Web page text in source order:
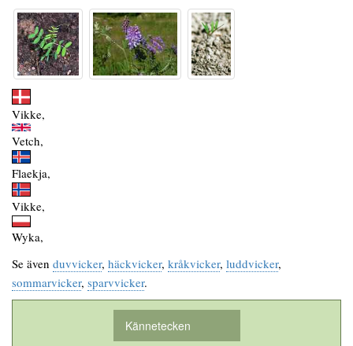
Vikke,
Vetch,
Flaekja,
Vikke,
Wyka,
Se även duvvicker, häckvicker, kråkvicker, luddvicker,
sommarvicker, sparvvicker.
Kännetecken